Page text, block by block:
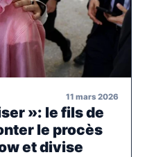
11 mars 2026
»: le fils de
le procès
et divise